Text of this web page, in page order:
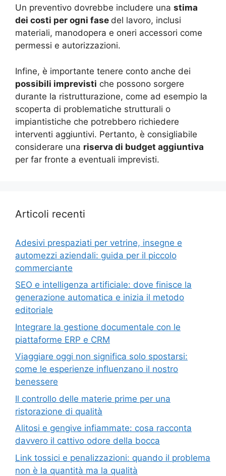
Un preventivo dovrebbe includere una stima
dei costi per ogni fase del lavoro, inclusi
materiali, manodopera e oneri accessori come
permessi e autorizzazioni.
Infine, è importante tenere conto anche dei
possibili imprevisti che possono sorgere
durante la ristrutturazione, come ad esempio la
scoperta di problematiche strutturali o
impiantistiche che potrebbero richiedere
interventi aggiuntivi. Pertanto, è consigliabile
considerare una riserva di budget aggiuntiva
per far fronte a eventuali imprevisti.
Articoli recenti
Adesivi prespaziati per vetrine, insegne e
automezzi aziendali: guida per il piccolo
commerciante
SEO e intelligenza artificiale: dove finisce la
generazione automatica e inizia il metodo
editoriale
Integrare la gestione documentale con le
piattaforme ERP e CRM
Viaggiare oggi non significa solo spostarsi:
come le esperienze influenzano il nostro
benessere
Il controllo delle materie prime per una
ristorazione di qualità
Alitosi e gengive infiammate: cosa racconta
davvero il cattivo odore della bocca
Link tossici e penalizzazioni: quando il problema
non è la quantità ma la qualità